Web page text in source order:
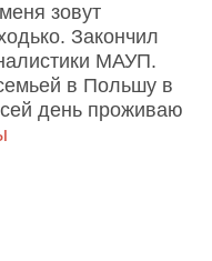
зовут
Закончил
МАУП.
в Польшу в
день проживаю